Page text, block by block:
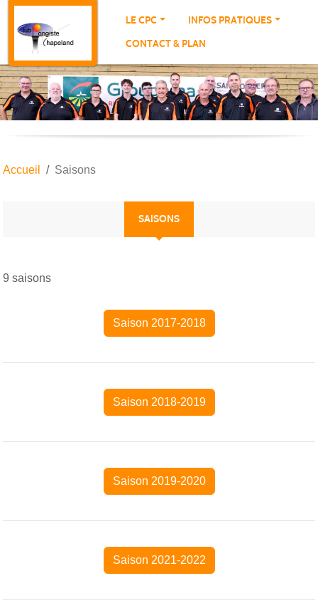
LE CPC
INFOS PRATIQUES
CONTACT & PLAN
Accueil Saisons
SAISONS
9 saisons
Saison 2017-2018
Saison 2018-2019
Saison 2019-2020
Saison 2021-2022
Panneau de gestion des cookies